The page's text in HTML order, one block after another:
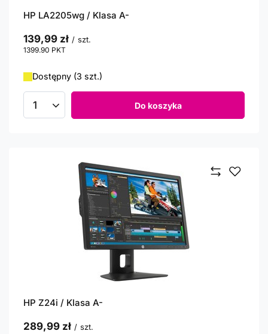
HP LA2205wg / Klasa A-
139,99 zł / szt.
1399.90 PKT
Dostępny (3 szt.)
Ilość produktów Do koszyka
HP Z24i / Klasa A-
289,99 zł / szt.